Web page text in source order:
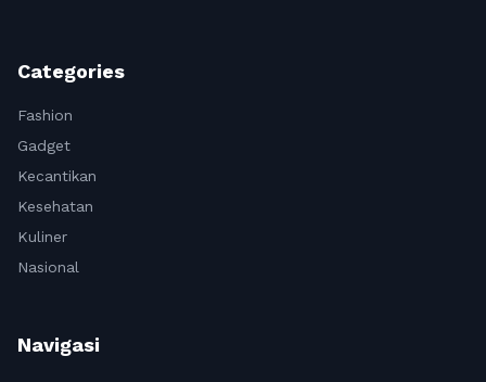
Categories
Fashion
Gadget
Kecantikan
Kesehatan
Kuliner
Nasional
Navigasi